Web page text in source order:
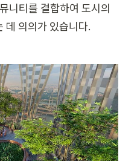
니티를 결합하여 도시의
데 의의가 있습니다.